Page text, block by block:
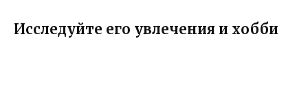
Исследуйте его увлечения и хобби